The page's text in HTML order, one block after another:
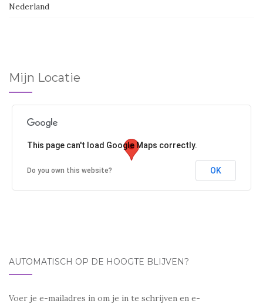
Nederland
Mijn Locatie
This page can't load Google Maps correctly.
Do you own this website? OK
AUTOMATISCH OP DE HOOGTE BLIJVEN?
Voer je e-mailadres in om je in te schrijven en e-